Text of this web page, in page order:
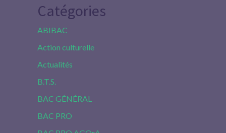
Catégories
ABIBAC
Action culturelle
Actualités
B.T.S.
BAC GÉNÉRAL
BAC PRO